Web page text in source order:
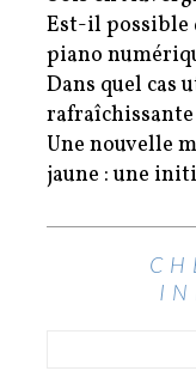
Est-il possible
piano
Dans quel cas
rafraîchissante
Une nouvelle
jaune : une